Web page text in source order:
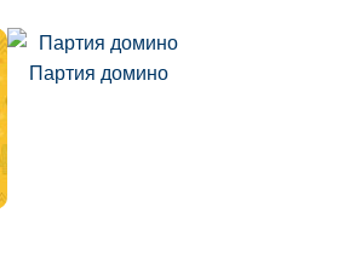
Партия домино